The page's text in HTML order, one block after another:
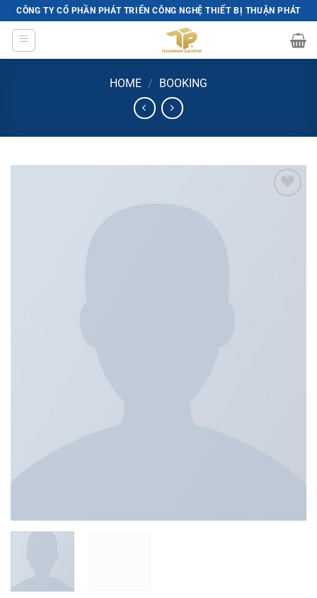
Skip
to
content
CÔNG TY CỔ PHẦN PHÁT TRIỂN CÔNG NGHỆ THIẾT BỊ THUẬN PHÁT
HOME / BOOKING